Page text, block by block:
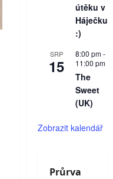
útěku v
Háječku
:)
SRP
15
8:00 pm-
11:00 pm
The
Sweet
(UK)
Zobrazit kalendář
Průrva